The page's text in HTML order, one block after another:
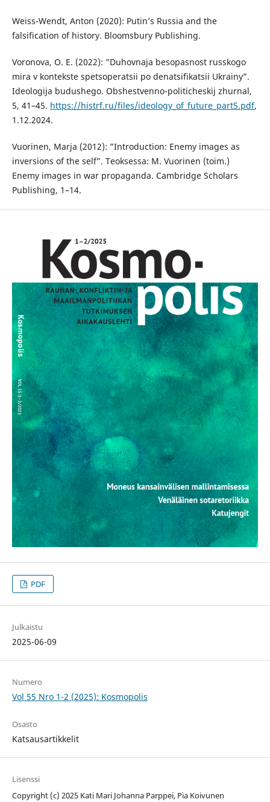
Weiss-Wendt, Anton (2020): Putin’s Russia and the
falsification of history. Bloomsbury Publishing.
Voronova, O. E. (2022): ”Duhovnaja besopasnost russkogo
mira v kontekste spetsoperatsii po denatsifikatsii Ukrainy”.
Ideologija budushego. Obshestvenno-politicheskij zhurnal,
5, 41–45. https://histrf.ru/files/ideology_of_future_part5.pdf,
1.12.2024.
Vuorinen, Marja (2012): ”Introduction: Enemy images as
inversions of the self”. Teoksessa: M. Vuorinen (toim.)
Enemy images in war propaganda. Cambridge Scholars
Publishing, 1–14.
PDF
Julkaistu
2025-06-09
Numero
Vol 55 Nro 1-2 (2025): Kosmopolis
Osasto
Katsausartikkelit
Lisenssi
Copyright (c) 2025 Kati Mari Johanna Parppei, Pia Koivunen